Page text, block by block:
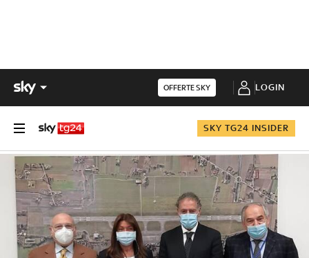
OFFERTE SKY LOGIN
SKY TG24 INSIDER